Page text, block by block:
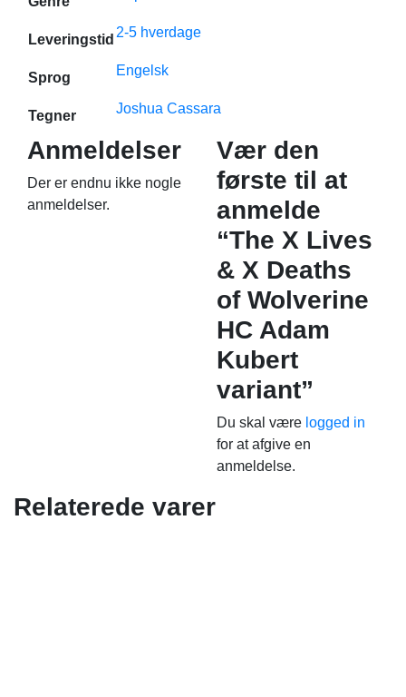
Leveringstid 2-5 hverdage
Sprog Engelsk
Tegner Joshua Cassara
Anmeldelser
Der er endnu ikke nogle
anmeldelser.
Vær den
første til at
anmelde
“The X Lives
& X Deaths
of Wolverine
HC Adam
Kubert
variant”
Du skal være logged in
for at afgive en
anmeldelse.
Relaterede varer